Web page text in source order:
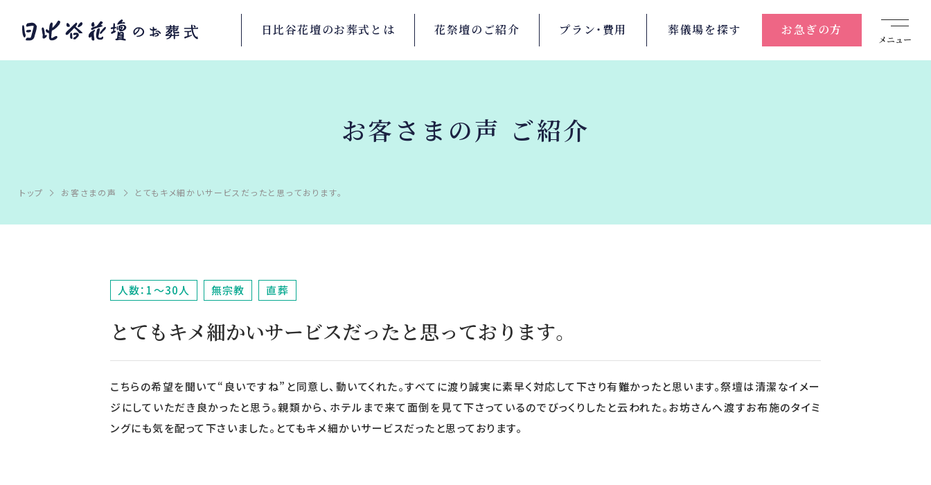
メニュー
日比谷花壇のお葬式とは 花祭壇の ご紹介 プラン・ 費用 葬儀場を探す お急ぎの方
お客さまの声 ご紹介
トップ お客さまの声 とてもキメ細かいサービスだったと思っております。
人数：1～30人 無宗教 直葬
とてもキメ細かいサービスだったと思っております。
こちらの希望を聞いて“良いですね”と同意し、動いてくれた。すべてに渡り誠実に素早く対応して下さり有難かったと思います。祭壇は清潔なイメー
ジにしていただき良かったと思う。親類から、ホテルまで来て面倒を見て下さっているのでびっくりしたと云われた。お坊さんへ渡すお布施のタイミ
ングにも気を配って下さいました。とてもキメ細かいサービスだったと思っております。